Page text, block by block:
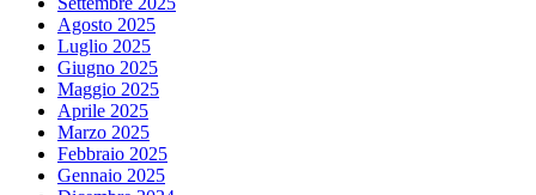
Agosto 2025
Luglio 2025
Giugno 2025
Maggio 2025
Aprile 2025
Marzo 2025
Febbraio 2025
Gennaio 2025